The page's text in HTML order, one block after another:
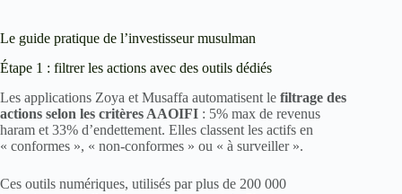
Le guide pratique de l’investisseur musulman
Étape 1 : filtrer les actions avec des outils dédiés
Les applications Zoya et Musaffa automatisent le filtrage des
actions selon les critères AAOIFI : 5% max de revenus
haram et 33% d’endettement. Elles classent les actifs en
« conformes », « non-conformes » ou « à surveiller ».
Ces outils numériques, utilisés par plus de 200 000